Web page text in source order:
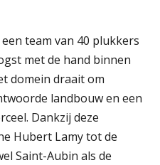
team van 40 plukkers
met de hand binnen
domein draait om
landbouw en een
Dankzij deze
Hubert Lamy tot de
Saint-Aubin als de